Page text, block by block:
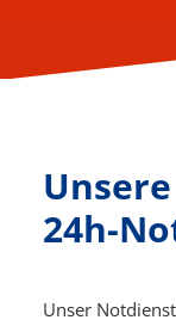
24h-
Unser